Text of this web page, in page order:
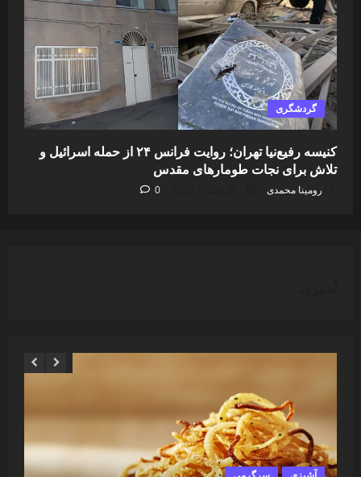
گردشگری
کنیسه رفیع‌نیا تهران؛ روایت فرانس ۲۴ از حمله اسرائیل و
تلاش برای نجات طومارهای مقدس
رومینا محمدی 0